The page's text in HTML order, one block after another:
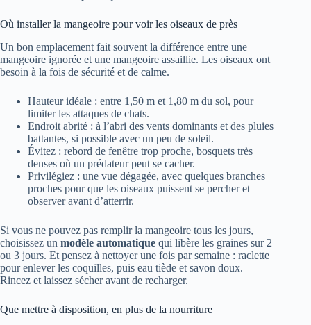
Où installer la mangeoire pour voir les oiseaux de près
Un bon emplacement fait souvent la différence entre une
mangeoire ignorée et une mangeoire assaillie. Les oiseaux ont
besoin à la fois de sécurité et de calme.
Hauteur idéale : entre 1,50 m et 1,80 m du sol, pour
limiter les attaques de chats.
Endroit abrité : à l’abri des vents dominants et des pluies
battantes, si possible avec un peu de soleil.
Évitez : rebord de fenêtre trop proche, bosquets très
denses où un prédateur peut se cacher.
Privilégiez : une vue dégagée, avec quelques branches
proches pour que les oiseaux puissent se percher et
observer avant d’atterrir.
Si vous ne pouvez pas remplir la mangeoire tous les jours,
choisissez un modèle automatique qui libère les graines sur 2
ou 3 jours. Et pensez à nettoyer une fois par semaine : raclette
pour enlever les coquilles, puis eau tiède et savon doux.
Rincez et laissez sécher avant de recharger.
Que mettre à disposition, en plus de la nourriture